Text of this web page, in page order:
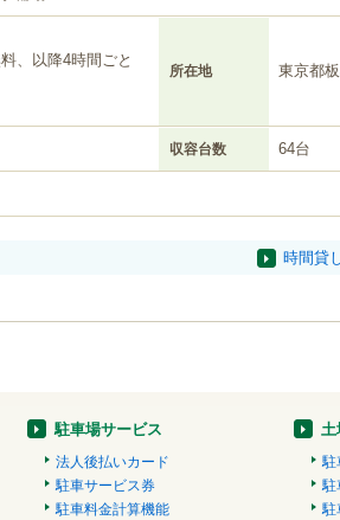
、以降4時間ごと
所在地 東京都
収容台数 64台
時間貸
駐車場サービス
法人後払いカード
駐車サービス券
駐車料金計算機能
土
駐
駐
駐